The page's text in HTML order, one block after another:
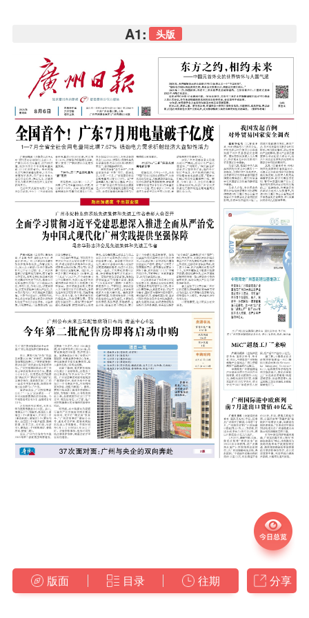
A1: 头版
版面 目录 往期 分享